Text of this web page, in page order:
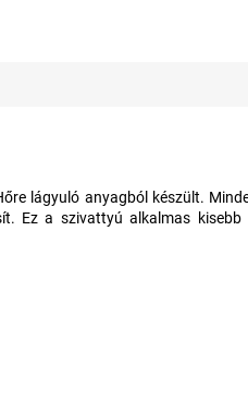
lágyuló anyagból készült.
Ez a szivattyú alkalmas kisebb